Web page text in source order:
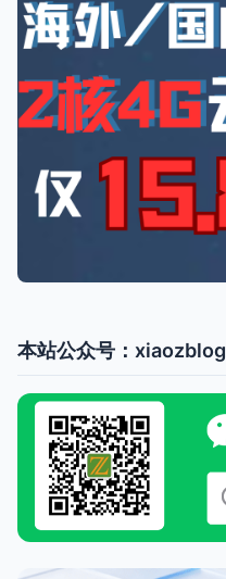
本站公众号：xiaozblog